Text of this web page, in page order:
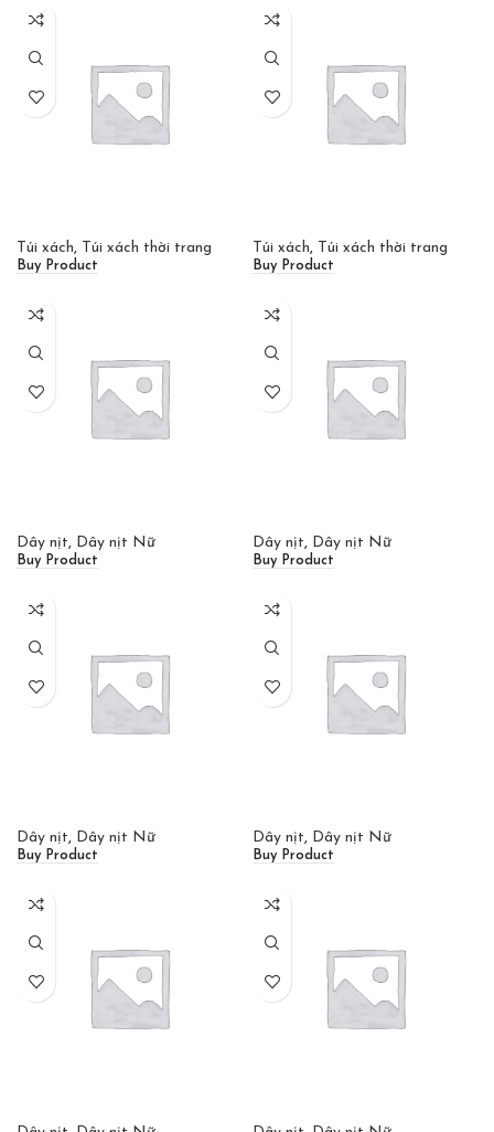
Túi xách, Túi xách thời trang
Buy Product
Túi xách, Túi xách thời trang
Buy Product
Dây nịt, Dây nịt Nữ
Buy Product
Dây nịt, Dây nịt Nữ
Buy Product
Dây nịt, Dây nịt Nữ
Buy Product
Dây nịt, Dây nịt Nữ
Buy Product